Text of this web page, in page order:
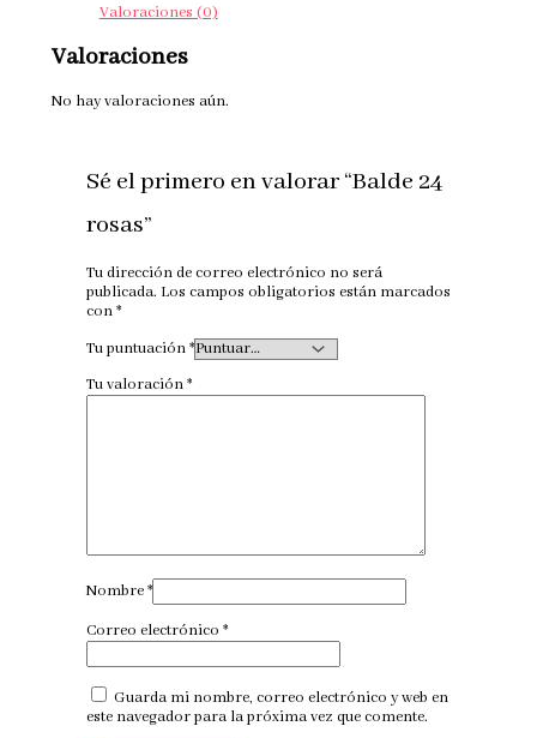
Valoraciones (0)
Valoraciones
No hay valoraciones aún.
Sé el primero en valorar “Balde 24
rosas”
Tu dirección de correo electrónico no será
publicada. Los campos obligatorios están marcados
con*
Tu puntuación*
Tu valoración*
Nombre*
Correo electrónico *
Guarda mi nombre, correo electrónico y web en
este navegador para la próxima vez que comente.